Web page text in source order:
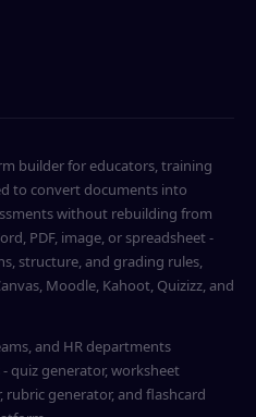
builder for educators, training
to convert documents into
without rebuilding from
PDF, image, or spreadsheet -
structure, and grading rules,
Moodle, Kahoot, Quizizz, and
and HR departments
quiz generator, worksheet
rubric generator, and flashcard